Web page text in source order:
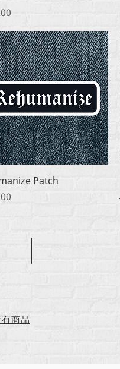
快速瀏覽
Patch
商品